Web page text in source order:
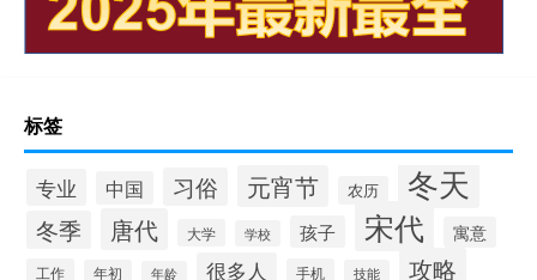
标签
专业 中国 习俗 元宵节 农历 冬天
冬季 唐代 大学 学校 孩子 宋代 寓意
工作 年初 年龄 很多人 手机 技能 攻略